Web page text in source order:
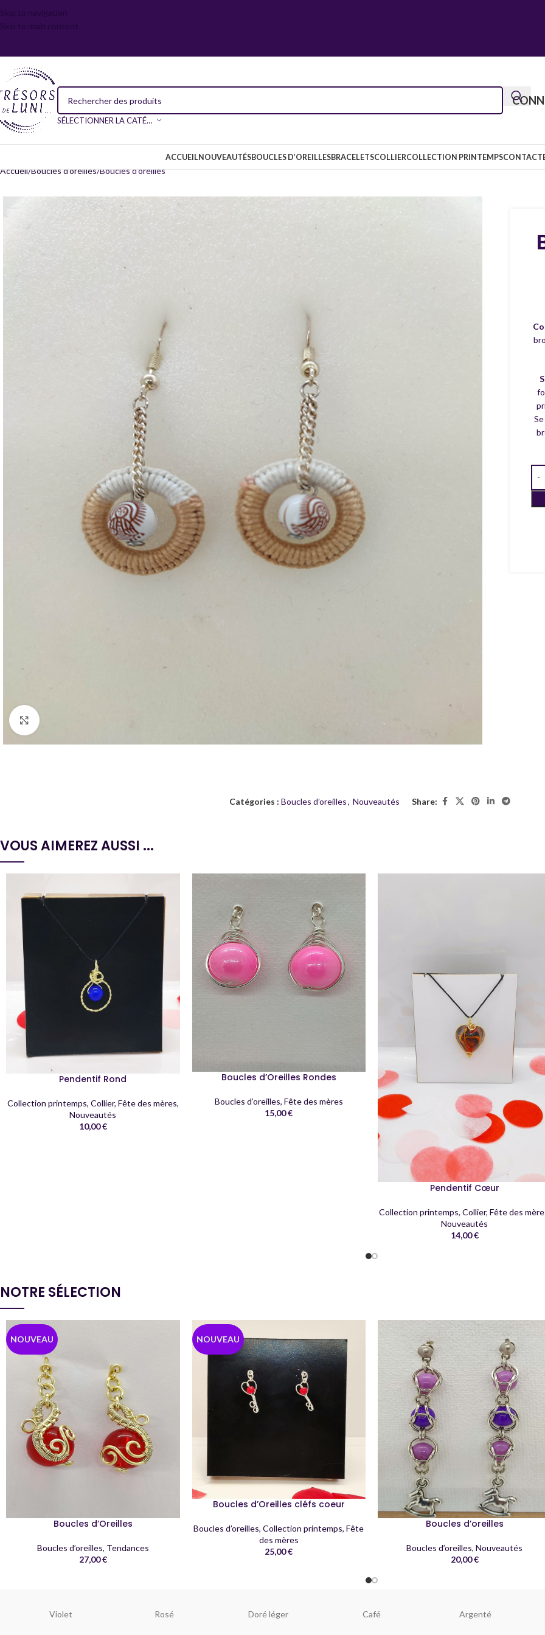
Skip to navigation
Skip to main content
SÉLECTIONNER LA CATÉGORIE
ACCUEILNOUVEAUTÉSBOUCLES D’OREILLESBRACELETSCOLLIERCOLLECTION PRINTEMPS
Accueil Boucles d’oreilles Boucles d’oreilles
Catégories : Boucles d’oreilles, Nouveautés Share:
VOUS AIMEREZ AUSSI ...
Pendentif Rond
Collection printemps, Collier, Fête des mères,
Nouveautés
10,00€
Boucles d’Oreilles Rondes
Boucles d’oreilles, Fête des mères
15,00€
Pendentif Cœur
Collection printemps, Collier, Fête des
Nouveautés
14,00€
NOTRE SÉLECTION
NOUVEAU
Boucles d’Oreilles
Boucles d’oreilles, Tendances
27,00€
NOUVEAU
Boucles d’Oreilles cléfs coeur
Boucles d’oreilles,Collection printemps,Fête
des mères
25,00€
Boucles d’oreilles
Boucles d’oreilles,Nouveautés
20,00€
Violet Rosé Doré léger Café Argenté